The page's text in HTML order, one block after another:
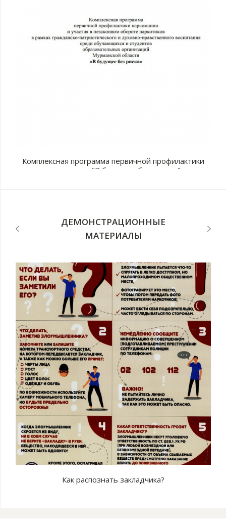
Комплексная программа первичной профилактики
наркомании "В будущее без рисков"
ДЕМОНСТРАЦИОННЫЕ
МАТЕРИАЛЫ
Как распознать закладчика?